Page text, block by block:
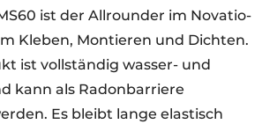
ist der Allrounder im Novatio-
Kleben, Montieren und Dichten.
ist vollständig wasser- und
kann als Radonbarriere
Es bleibt lange elastisch